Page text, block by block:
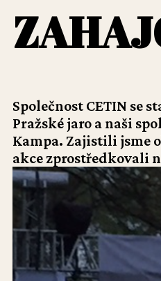
Společnost CETIN se
Pražské jaro a naši
Kampa. Zajistili jsme
akce zprostředkovali